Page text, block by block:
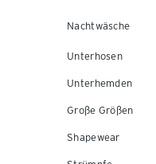
Nachtwäsche
Unterhosen
Unterhemden
Große Größen
Shapewear